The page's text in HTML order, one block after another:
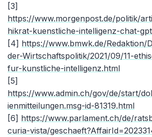
[3]
https://www.morgenpost.de/politik/
hikrat-kuenstliche-intelligenz-chat-
[4] https://www.bmwk.de/Redaktion/
der-Wirtschaftspolitik/2021/09/11-
fur-kunstliche-intelligenz.html
[5]
https://www.admin.ch/gov/de/start/
ienmitteilungen.msg-id-81319.html
[6] https://www.parlament.ch/de/
curia-vista/